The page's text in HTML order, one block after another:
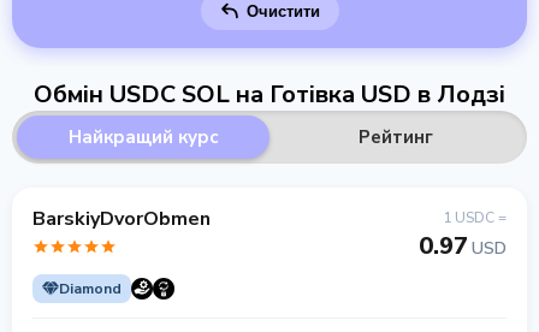
Очистити
Обмін USDC SOL на Готівка USD в Лодзі
Найкращий курс Рейтинг
BarskiyDvorObmen
Diamond
1 USDC =
0.97 USD